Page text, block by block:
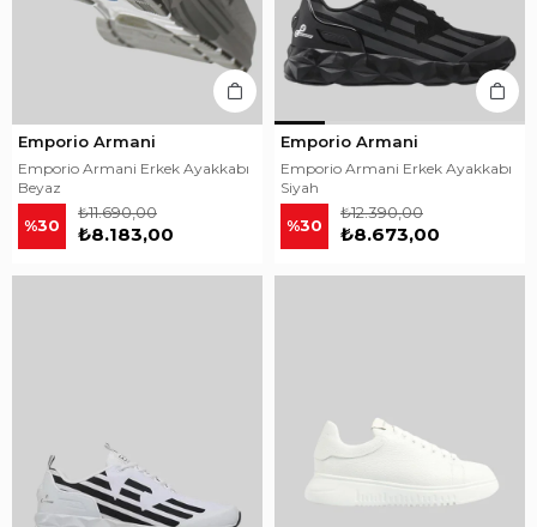
Emporio Armani
Emporio Armani Erkek Ayakkabı
Beyaz
%30 ₺8.183,00
₺11.690,00
Emporio Armani
Emporio Armani Erkek Ayakkabı
Siyah
%30 ₺8.673,00
₺12.390,00